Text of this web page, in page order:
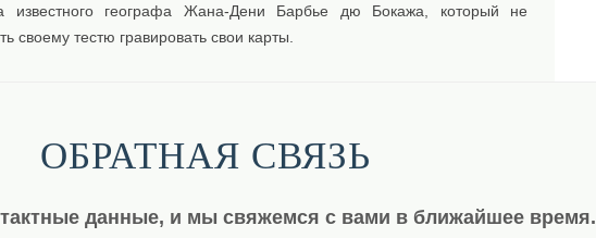
известного географа Жана-Дени Барбье дю Бокажа, который не
своему тестю гравировать свои карты.
ОБРАТНАЯ СВЯЗЬ
данные, и мы свяжемся с вами в ближайшее время.